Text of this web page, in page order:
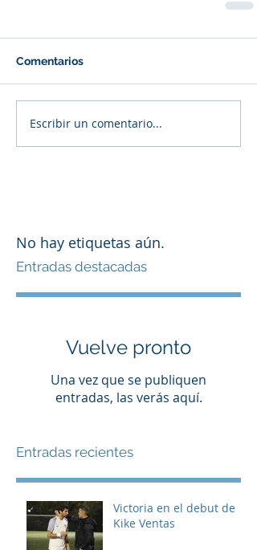
Comentarios
Escribir un comentario...
No hay etiquetas aún.
Entradas destacadas
Vuelve pronto
Una vez que se publiquen
entradas, las verás aquí.
Entradas recientes
Victoria en el debut de
Kike Ventas